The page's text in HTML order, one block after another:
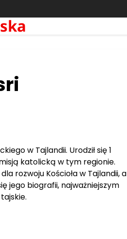
w Tajlandii. Urodził się 1
katolicką w tym regionie.
rozwoju Kościoła w Tajlandii, a
jego biografii, najważniejszym